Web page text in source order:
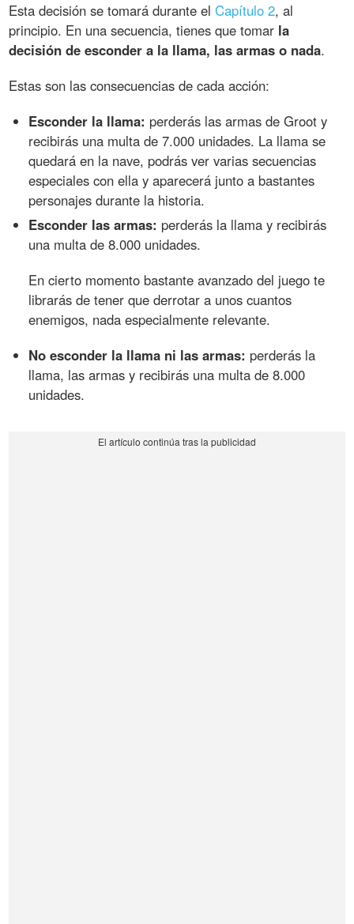
Esta decisión se tomará durante elCapítulo 2, al
principio. En una secuencia, tienes que tomar la
decisión de esconder a la llama, las armas o nada.
Estas son las consecuencias de cada acción:
Esconder la llama: perderás las armas de Groot y
recibirás una multa de 7.000 unidades. La llama se
quedará en la nave, podrás ver varias secuencias
especiales con ella y aparecerá junto a bastantes
personajes durante la historia.
Esconder las armas: perderás la llama y recibirás
una multa de 8.000 unidades.
En cierto momento bastante avanzado del juego te
librarás de tener que derrotar a unos cuantos
enemigos, nada especialmente relevante.
No esconder la llama ni las armas: perderás la
llama, las armas y recibirás una multa de 8.000
unidades.